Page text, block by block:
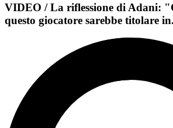
VIDEO / La riflessione di Adani:
questo giocatore sarebbe titolare